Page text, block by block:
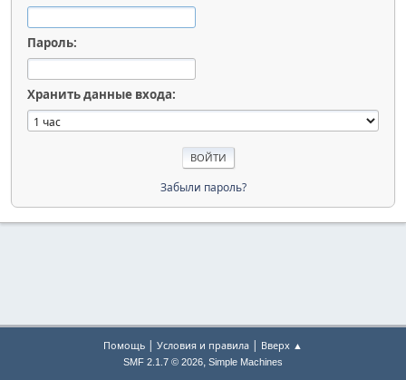
Пароль:
Хранить данные входа:
Забыли пароль?
Помощь | Условия и правила | Вверх ▲
SMF 2.1.7 © 2026, Simple Machines